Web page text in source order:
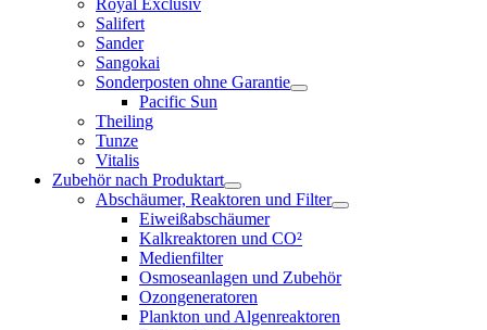
Royal Exclusiv
Salifert
Sander
Sangokai
Sonderposten ohne Garantie
Pacific Sun
Theiling
Tunze
Vitalis
Zubehör nach Produktart
Abschäumer, Reaktoren und Filter
Eiweißabschäumer
Kalkreaktoren und CO²
Medienfilter
Osmoseanlagen und Zubehör
Ozongeneratoren
Plankton und Algenreaktoren